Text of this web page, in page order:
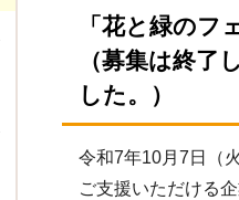
「花と緑の
（募集は終
した。）
令和7年10月7日（
ご支援いただける